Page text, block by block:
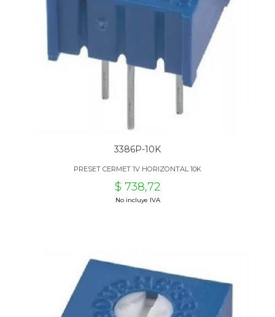
3386P-10K
PRESET CERMET 1V HORIZONTAL 10K
$ 738,72
No incluye IVA